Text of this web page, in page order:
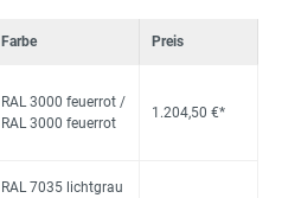
Farbe Preis
RAL 3000 feuerrot /
RAL 3000 feuerrot
1.204,50 €*
RAL 7035 lichtgrau